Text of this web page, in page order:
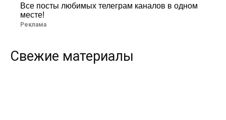
Все посты любимых телеграм каналов в одном
месте!
Реклама
Свежие материалы